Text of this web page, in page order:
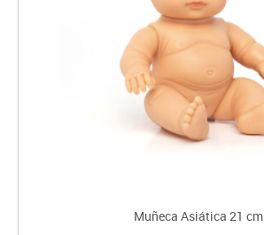
Muñeca Asiática 21 cm